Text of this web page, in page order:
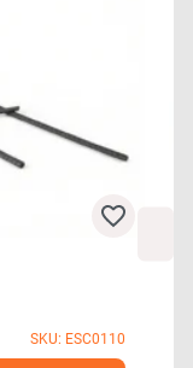
SKU: ESC0110